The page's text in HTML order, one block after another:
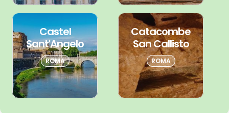
Castel
Sant'Angelo
ROMA
Catacombe
San Callisto
ROMA